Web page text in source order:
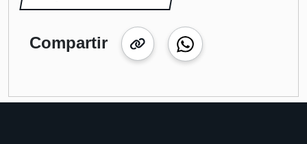
Compartir